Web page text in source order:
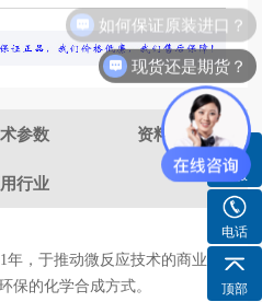
参数 资料下载
行业
年，于推动微反应技术的商业
保的化学合成方式。
客服
电话
顶部
现货还是期货？
如何保证原装进口？